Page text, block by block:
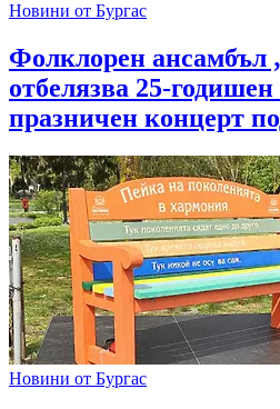
Новини от Бургас
Фолклорен ансамбъл
отбелязва 25-
празничен концерт
Новини от Бургас